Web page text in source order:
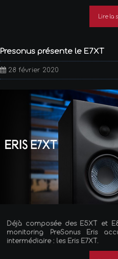
Lire la
Presonus présente le E7XT
28 février 2020
Déjà composée des E5XT et
monitoring PreSonus Eris
intermédiaire : les Eris E7XT.